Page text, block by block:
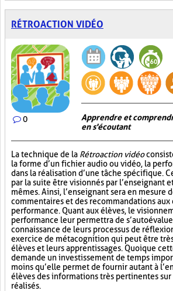
RÉTROACTION VIDÉO
0
Apprendre et
en s'écoutant
La technique de la Rétroaction vidéo
la forme d’un fichier audio ou vidéo, la
dans la réalisation d’une tâche spécifique.
par la suite être visionnés par l’enseignant
mêmes. Ainsi, l’enseignant sera en mesure
commentaires et des recommandations aux
performance. Quant aux élèves, le
performance leur permettra de
connaissance de leurs processus de
exercice de métacognition qui peut être
élèves et leurs apprentissages. Quoique
demande un investissement de temps
moins qu’elle permet de fournir autant à
élèves des informations très pertinentes sur
réalisés.